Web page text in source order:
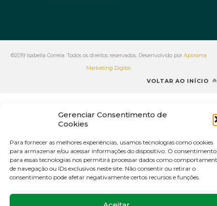
Gerenciar Consentimento de
Cookies
Para fornecer as melhores experiências, usamos tecnologias como cookies
para armazenar e/ou acessar informações do dispositivo. O consentimento
para essas tecnologias nos permitirá processar dados como
de navegação ou IDs exclusivos neste site. Não consentir ou retirar o
consentimento pode afetar negativamente certos recursos e funções.
©2019 Isabella Correia. Todos os direitos reservados. Desenvolvido por Aporama
Marketing Digital
VOLTAR AO INÍCIO